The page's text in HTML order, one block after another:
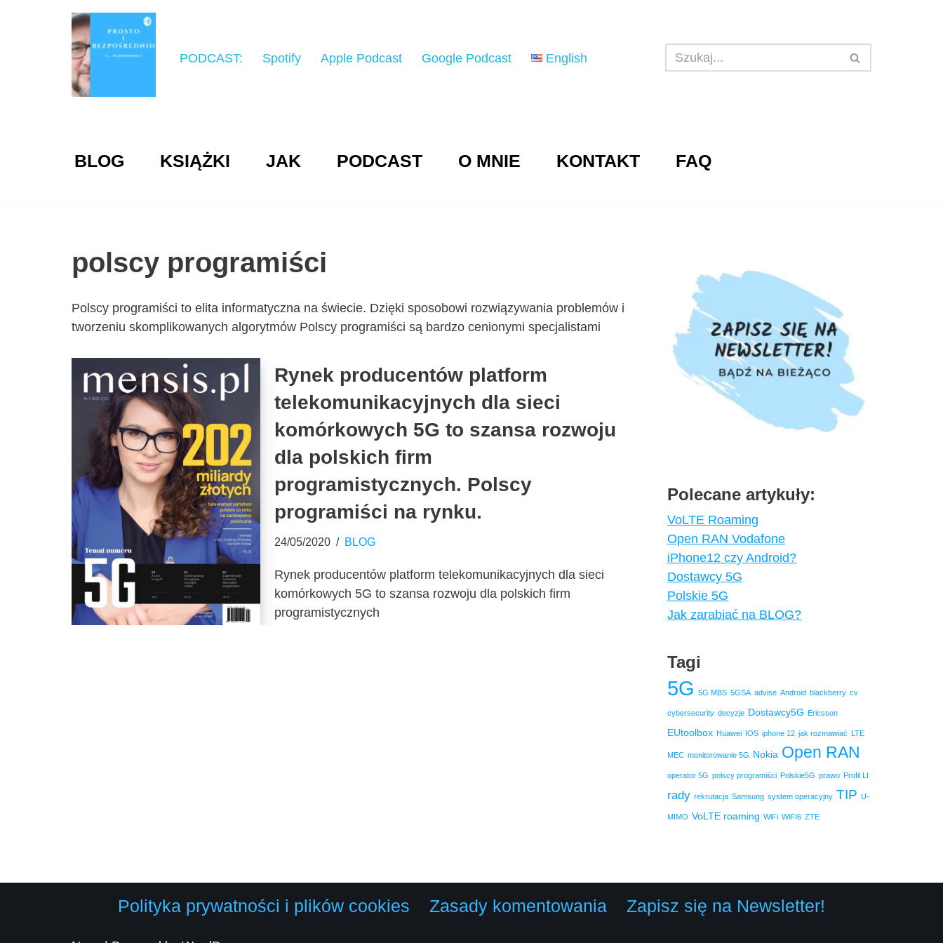
PODCAST: Spotify Apple Podcast Google Podcast English
BLOG KSIĄŻKI JAK PODCAST O MNIE KONTAKT FAQ
polscy programiści
Polscy programiści to elita informatyczna na świecie. Dzięki sposobowi rozwiązywania problemów i
tworzeniu skomplikowanych algorytmów Polscy programiści są bardzo cenionymi specjalistami
Rynek producentów platform
telekomunikacyjnych dla sieci
komórkowych 5G to szansa rozwoju
dla polskich firm
programistycznych. Polscy
programiści na rynku.
24/05/2020 BLOG
Rynek producentów platform telekomunikacyjnych dla sieci
komórkowych 5G to szansa rozwoju dla polskich firm
programistycznych
Polecane artykuły:
VoLTE Roaming
Open RAN Vodafone
iPhone12 czy Android?
Dostawcy 5G
Polskie 5G
Jak zarabiać na BLOG?
Tagi
5G 5G MBS 5GSA advise Android blackberry cv
cybersecurity decyzje Dostawcy5G Ericsson
EUtoolbox Huawei IOS iphone 12 jak rozmawiać LTE
MEC monitorowanie 5G Nokia Open RAN
operator 5G polscy programiści Polskie5G prawo Profil LI
rady rekrutacja Samsung system operacyjny TIP U-
MIMO VoLTE roaming WiFi WiFI6 ZTE
Polityka prywatności i plików cookies Zasady komentowania Zapisz się na Newsletter!